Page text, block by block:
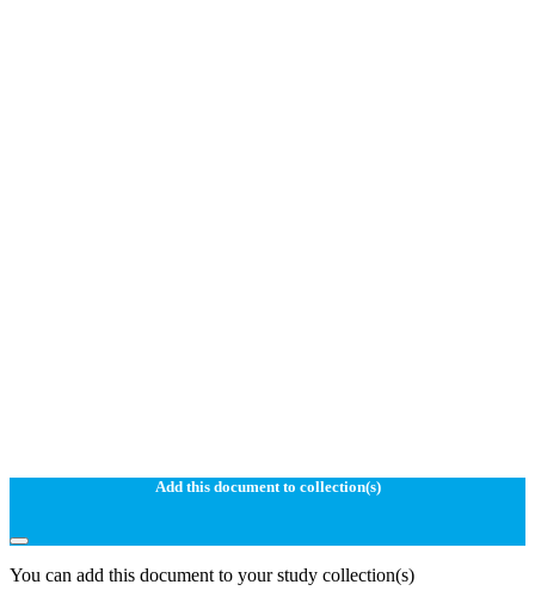
Add this document to collection(s)
You can add this document to your study collection(s)